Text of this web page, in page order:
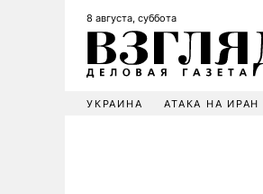
8 августа, суббота
УКРАИНА АТАКА НА ИРАН